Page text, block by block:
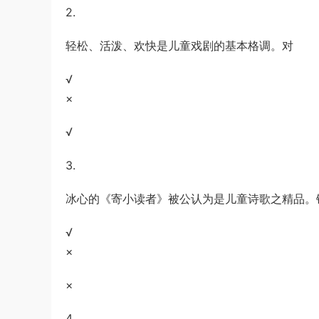
2.
轻松、活泼、欢快是儿童戏剧的基本格调。对
√
×
√
3.
冰心的《寄小读者》被公认为是儿童诗歌之精品。
√
×
×
下载了资源